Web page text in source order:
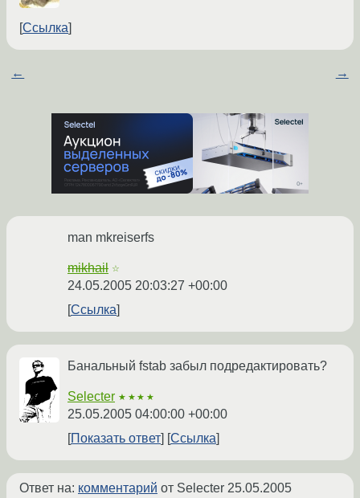
Ссылка
← →
man mkreiserfs
mikhail ☆
24.05.2005 20:03:27 +00:00
Ссылка
Банальный fstab забыл подредактировать?
Selecter ★★★★
25.05.2005 04:00:00 +00:00
Показать ответ
Ссылка
Ответ на: комментарий от Selecter 25.05.2005